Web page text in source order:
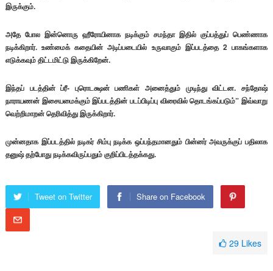
இருக்கும்.
அதே போல இன்னொரு ஹீரோயினாக நடிக்கும் சமந்தா இதில் குப்பத்துப் பெண்ணாக
நடிக்கிறார். உண்மைக் கதையின் அடிப்படையில் உருவாகும் இப்படத்தை 2 பாகங்களாக
எடுக்கவும் திட்டமிட்டு இருக்கிறேன்.
இந்தப் படத்தின் ப்ரீ- புரொடக்ஷன் பணிகள் அனைத்தும் முடிந்து விட்டன. சந்தோஷ்
நாராயணன் இசையமைக்கும் இப்படத்தின் படப்பிடிப்பு விரைவில் தொடங்கப்படும்” இவ்வாறு
வெற்றிமாறன் தெரிவித்து இருக்கிறார்.
முன்னதாக இப்படத்தில் நடிகர் சிம்பு நடிக்க ஒப்பந்தமானதும் பின்னர் அவருக்குப் பதிலாக
தனுஷ் தற்போது நடிக்கவிருப்பதும் குறிப்பிடத்தக்கது.
Tweet on Twitter Share on Facebook
29 Likes